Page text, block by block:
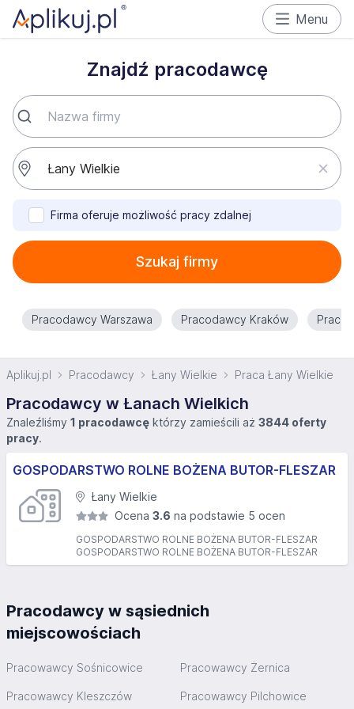
Menu
Znajdź pracodawcę
Firma oferuje możliwość pracy zdalnej
Szukaj firmy
Pracodawcy Warszawa Pracodawcy Kraków
Aplikuj.pl Pracodawcy Łany Wielkie Praca Łany Wielkie
Pracodawcy w Łanach Wielkich
Znaleźliśmy 1 pracodawcę którzy zamieścili aż 3844 oferty
pracy.
GOSPODARSTWO ROLNE BOŻENA BUTOR-FLESZAR
Łany Wielkie
Ocena3.6 na podstawie 5 ocen
GOSPODARSTWO ROLNE BOŻENA BUTOR-FLESZAR
GOSPODARSTWO ROLNE BOŻENA BUTOR-FLESZAR
Pracodawcy w sąsiednich
miejscowościach
Pracowawcy Sośnicowice Pracowawcy Żernica
Pracowawcy Kleszczów Pracowawcy Pilchowice